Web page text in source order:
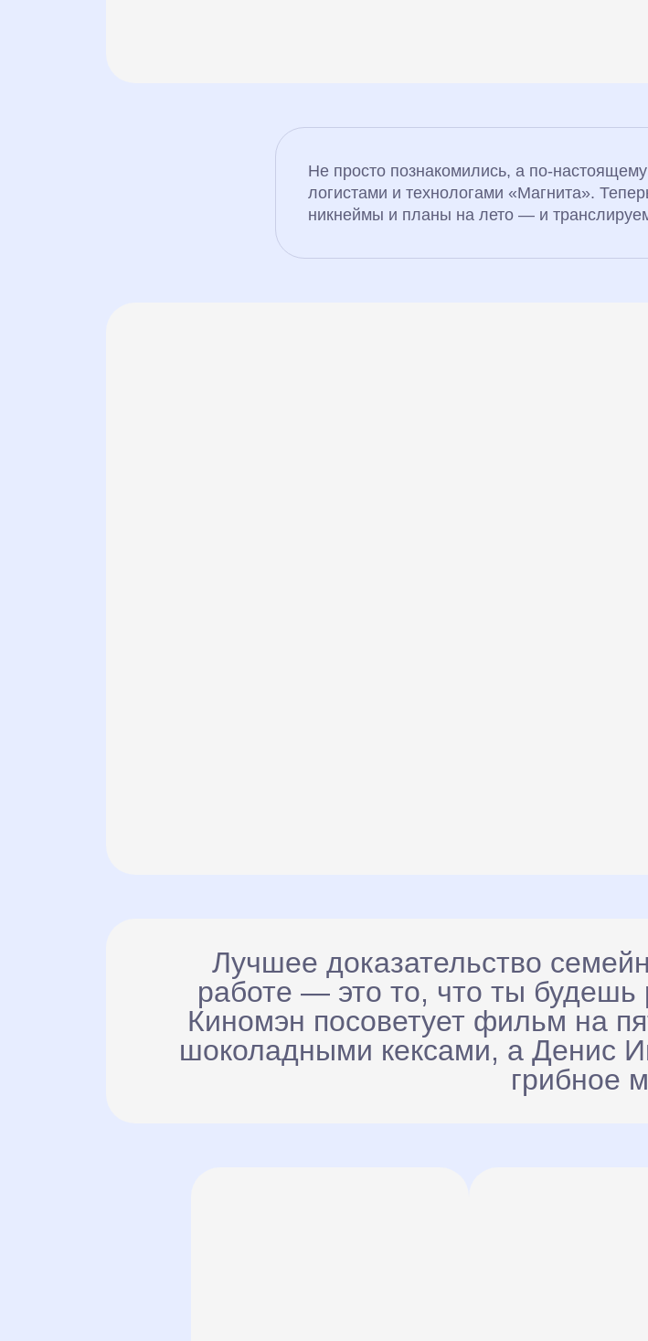
Не просто познакомились, а по-
логистами и технологами «Магнита».
никнеймы и планы на лето — и
Лучшее доказательство
работе — это то, что ты будешь
Киномэн посоветует фильм на
шоколадными кексами, а Денис
грибное